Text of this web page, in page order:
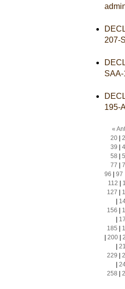
207-
195-
«
20|
39
58
77
96
97
112
127
156
185
200|
229
258